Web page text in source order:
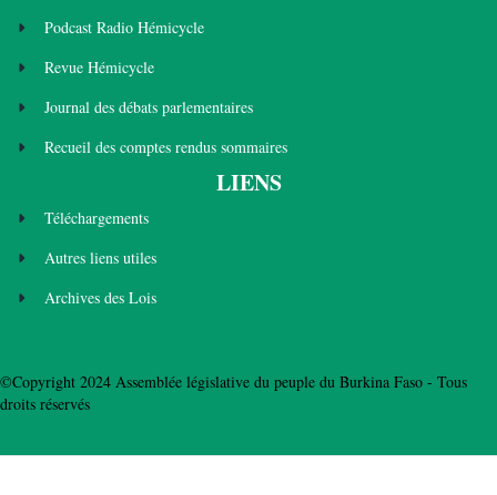
Podcast Radio Hémicycle
Revue Hémicycle
Journal des débats parlementaires
Recueil des comptes rendus sommaires
LIENS
Téléchargements
Autres liens utiles
Archives des Lois
©Copyright 2024 Assemblée législative du peuple du Burkina Faso - Tous
droits réservés